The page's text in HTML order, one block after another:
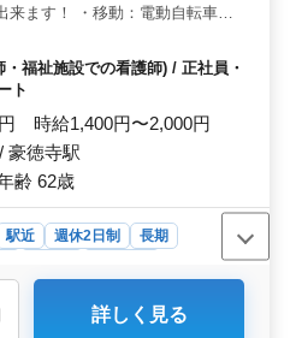
方々が集う職場で、訪問看護
かすことができます。自身
がら、利用者様の生活の質を
ます。
来ます！ ・移動：電動自転車、
オンコール：選べます ・家族の
・バイタルチェック ・カテーテ
褥瘡（床ずれ）の予防 ・認知症
のケア ・医療機器の管理・指導
ルケア 50歳以上のベテラン新規
り 土日休み、夜勤なしで、ワー
ランス重視の働き方もできます。
の経験を生かしてください。 ＊
取得しやすい環境 ＊50代歓迎 ＊
残業少なめの求人です
福祉施設での看護師) / 正社員・
ト
時給1,400円〜2,000円
豪徳寺駅
齢 62歳
駅近 週休2日制
長期
詳しく見る